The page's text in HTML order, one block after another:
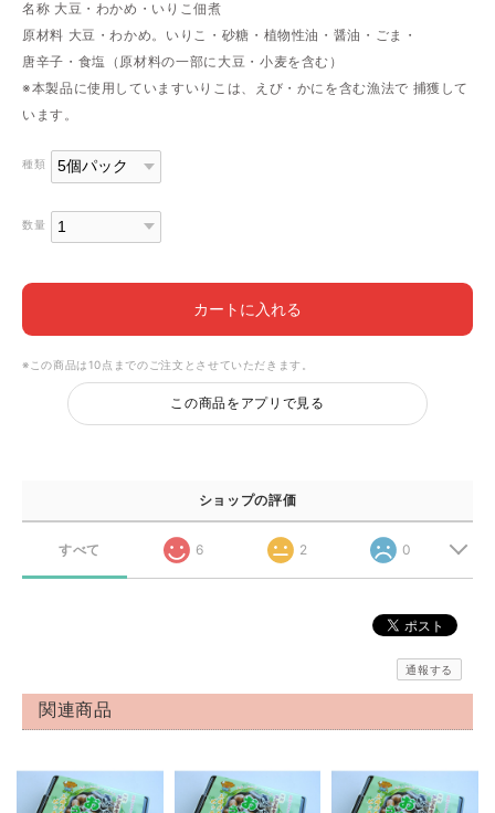
名称 大豆・わかめ・いりこ佃煮
原材料 大豆・わかめ。いりこ・砂糖・植物性油・醤油・ごま・
唐辛子・食塩（原材料の一部に大豆・小麦を含む）
※本製品に使用していますいりこは、えび・かにを含む漁法で 捕獲して
います。
種類
数量
カートに入れる
※この商品は10点までのご注文とさせていただきます。
この商品をアプリで見る
ショップの評価
すべて 6 2 0
通報する
関連商品